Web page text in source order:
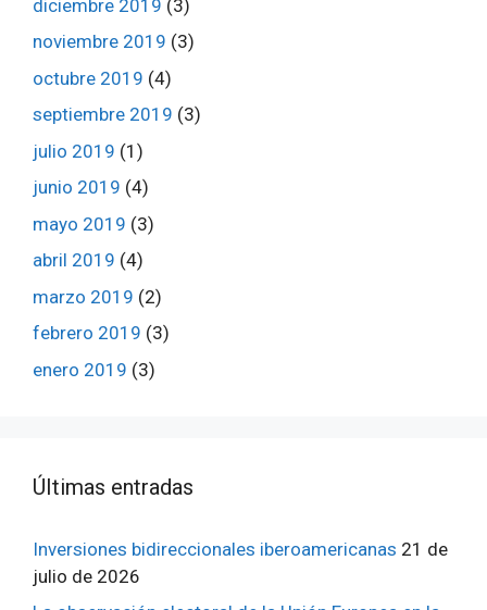
diciembre 2019 (3)
noviembre 2019 (3)
octubre 2019 (4)
septiembre 2019 (3)
julio 2019 (1)
junio 2019 (4)
mayo 2019 (3)
abril 2019 (4)
marzo 2019 (2)
febrero 2019 (3)
enero 2019 (3)
ÚItimas entradas
Inversiones bidireccionales iberoamericanas 21 de
julio de 2026